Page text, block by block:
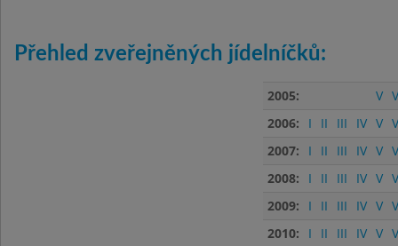
Přehled zveřejněných jídelníčků:
2005: V
2006:
I II III IV V
2007:
I II III IV V
2008:
I II III IV V
2009:
I II III IV V
2010:
I II III IV V